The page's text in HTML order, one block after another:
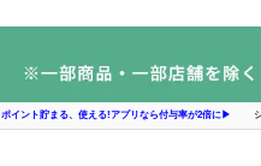
ポイント貯まる、使える!アプリなら付与率が2倍に▶